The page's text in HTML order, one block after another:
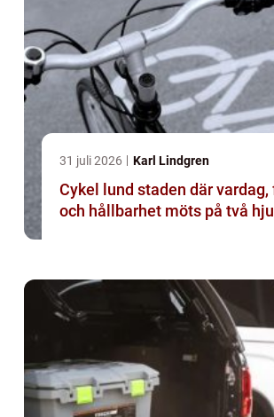
31 juli 2026 Karl Lindgren
Cykel lund staden där vardag, frihet
och hållbarhet möts på två hjul